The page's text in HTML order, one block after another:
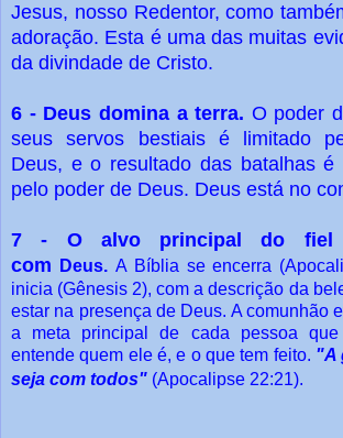
Jesus, nosso Redentor, como
adoração. Esta é uma das muitas
da divindade de Cristo.
6 - Deus domina a terra. O poder
seus servos bestiais é limitado
Deus, e o resultado das batalhas é
pelo poder de Deus. Deus está no
7 - O alvo principal do fiel
com
Deus. A Bíblia se encerra
inicia (Gênesis 2), com a descrição da
estar na presença de Deus. A comunhão
a meta principal de cada pessoa que
entende quem ele é, e o que tem feito. "A
seja com todos" (Apocalipse 22:21).